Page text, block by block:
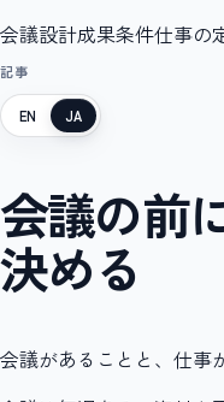
会議設計成果条件仕事の
記事
EN JA
会議の前
決める
会議があることと、仕事